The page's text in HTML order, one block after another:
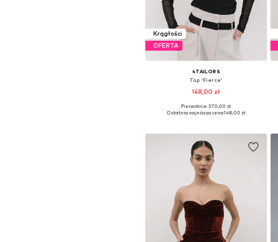
Krągłości
OFERTA
4TAILORS
Top 'Fierce'
148,00 zł
Dostępne rozmiary: XL, XXL, XXXL
Pierwotnie: 370,00 zł
Ostatnia najniższa cena:148,00 zł